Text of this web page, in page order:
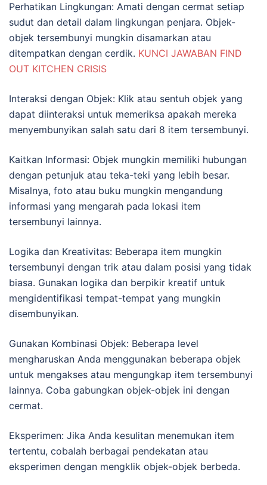
Perhatikan Lingkungan: Amati dengan cermat setiap
sudut dan detail dalam lingkungan penjara. Objek-
objek tersembunyi mungkin disamarkan atau
ditempatkan dengan cerdik. KUNCI JAWABAN FIND
OUT KITCHEN CRISIS
Interaksi dengan Objek: Klik atau sentuh objek yang
dapat diinteraksi untuk memeriksa apakah mereka
menyembunyikan salah satu dari 8 item tersembunyi.
Kaitkan Informasi: Objek mungkin memiliki hubungan
dengan petunjuk atau teka-teki yang lebih besar.
Misalnya, foto atau buku mungkin mengandung
informasi yang mengarah pada lokasi item
tersembunyi lainnya.
Logika dan Kreativitas: Beberapa item mungkin
tersembunyi dengan trik atau dalam posisi yang tidak
biasa. Gunakan logika dan berpikir kreatif untuk
mengidentifikasi tempat-tempat yang mungkin
disembunyikan.
Gunakan Kombinasi Objek: Beberapa level
mengharuskan Anda menggunakan beberapa objek
untuk mengakses atau mengungkap item tersembunyi
lainnya. Coba gabungkan objek-objek ini dengan
cermat.
Eksperimen: Jika Anda kesulitan menemukan item
tertentu, cobalah berbagai pendekatan atau
eksperimen dengan mengklik objek-objek berbeda.